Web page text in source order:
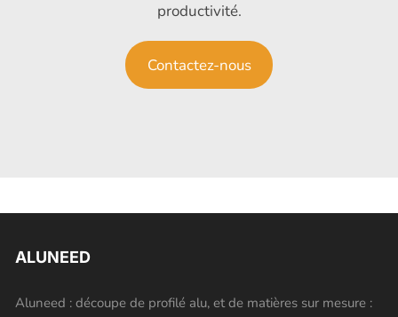
productivité.
Contactez-nous
ALUNEED
Aluneed : découpe de profilé alu, et de matières sur mesure :